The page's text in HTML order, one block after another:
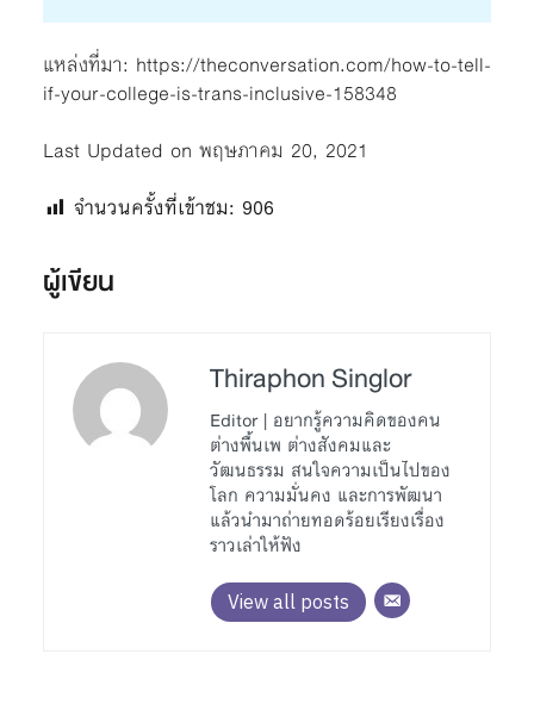
แหล่งที่มา: https://theconversation.com/how-to-tell-
if-your-college-is-trans-inclusive-158348
Last Updated on พฤษภาคม 20, 2021
จำนวนครั้งที่เข้าชม: 906
ผู้เขียน
Thiraphon Singlor
Editor | อยากรู้ความคิดของคน
ต่างพื้นเพ ต่างสังคมและ
วัฒนธรรม สนใจความเป็นไปของ
โลก ความมั่นคง และการพัฒนา
แล้วนำมาถ่ายทอดร้อยเรียงเรื่อง
ราวเล่าให้ฟัง
View all posts